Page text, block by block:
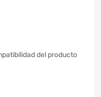
del producto